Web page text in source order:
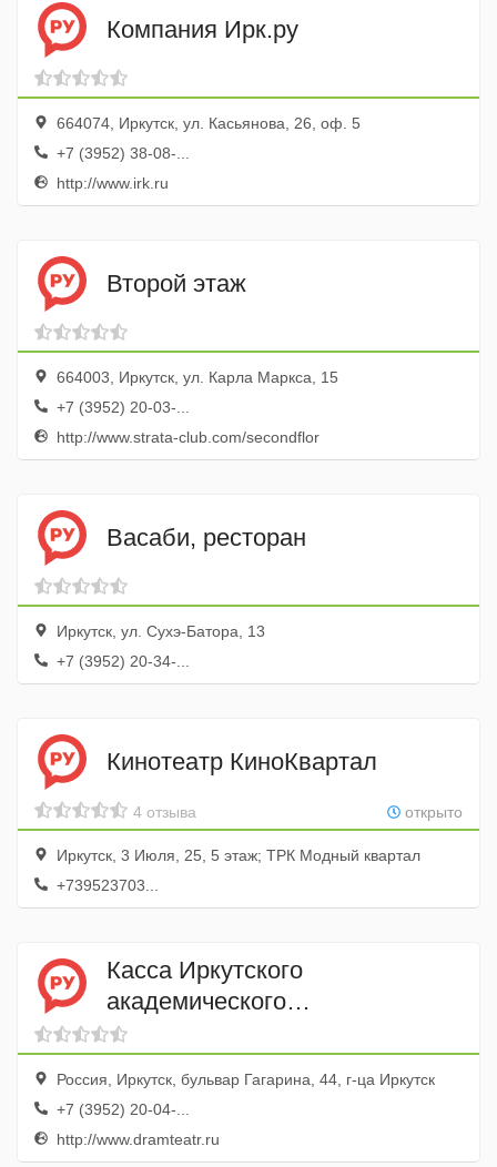
Компания Ирк.ру
664074, Иркутск, ул. Касьянова, 26, оф. 5
+7 (3952) 38-08-...
http://www.irk.ru
Второй этаж
664003, Иркутск, ул. Карла Маркса, 15
+7 (3952) 20-03-...
http://www.strata-club.com/secondflor
Васаби, ресторан
Иркутск, ул. Сухэ-Батора, 13
+7 (3952) 20-34-...
Кинотеатр КиноКвартал
открыто
4 отзыва
Иркутск, 3 Июля, 25, 5 этаж; ТРК Модный квартал
+739523703...
Касса Иркутского
академического
драматического театра им.
Н.П. Охлопкова
Россия, Иркутск, бульвар Гагарина, 44, г-ца Иркутск
+7 (3952) 20-04-...
http://www.dramteatr.ru